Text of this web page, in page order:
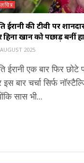
ईरानी की टीवी पर
खान को पछाड़ बनीं
2025
ईरानी एक बार फिर
बार चर्चा सिर्फ
सास भी...